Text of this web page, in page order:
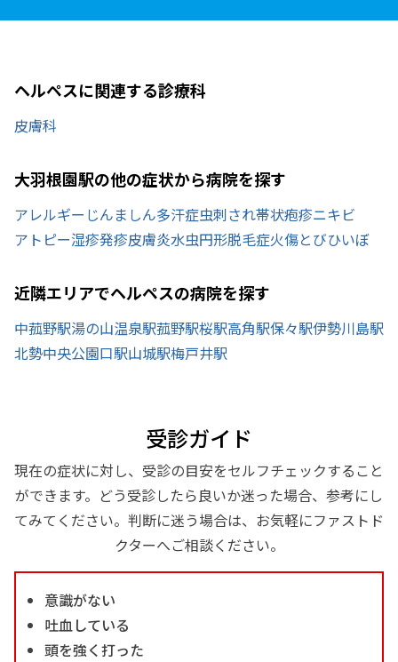
ヘルペスに関連する診療科
皮膚科
大羽根園駅の他の症状から病院を探す
アレルギー じんましん多汗症虫刺され帯状疱疹ニキビ
アトピー湿疹発疹皮膚炎水虫円形脱毛症火傷とびひいぼ
近隣エリアでヘルペスの病院を探す
中菰野駅湯の山温泉駅菰野駅桜駅高角駅保々駅伊勢川島駅
北勢中央公園口駅山城駅梅戸井駅
受診ガイド
現在の症状に対し、受診の目安をセルフチェックすること
ができます。どう受診したら良いか迷った場合、参考にし
てみてください。判断に迷う場合は、お気軽にファストド
クターへご相談ください。
意識がない
吐血している
頭を強く打った